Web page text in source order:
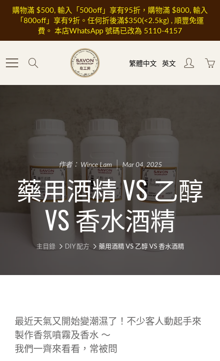
Skip
Content
購物滿 $500, 輸入「500off」享有95折，購物滿 $800, 輸入
「800off」享有9折。任何折後滿$350(<2.5kg) , 順豐免運
費。 本店WhatsApp 號碼已改為 5110-4157
繁體中文 英文
作者： Wince Lam Mar 04, 2025
藥用酒精 VS 乙醇
VS 香水酒精
主目錄 DIY 配方 藥用酒精 VS 乙醇 VS 香水酒精
最近天氣又開始變潮濕了！不少客人動起手來
製作香氛噴霧及香水 〜
我們一齊來看看，常被問